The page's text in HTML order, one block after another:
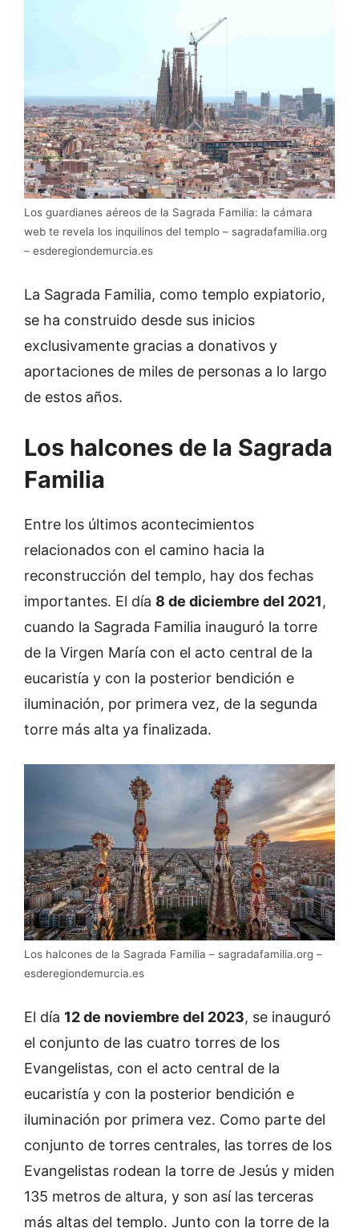
Los guardianes aéreos de la Sagrada Familia: la cámara
web te revela los inquilinos del templo – sagradafamilia.org
– esderegiondemurcia.es
La Sagrada Familia, como templo expiatorio,
se ha construido desde sus inicios
exclusivamente gracias a donativos y
aportaciones de miles de personas a lo largo
de estos años.
Los halcones de la Sagrada
Familia
Entre los últimos acontecimientos
relacionados con el camino hacia la
reconstrucción del templo, hay dos fechas
importantes. El día 8 de diciembre del 2021,
cuando la Sagrada Familia inauguró la torre
de la Virgen María con el acto central de la
eucaristía y con la posterior bendición e
iluminación, por primera vez, de la segunda
torre más alta ya finalizada.
Los halcones de la Sagrada Familia – sagradafamilia.org –
esderegiondemurcia.es
El día 12 de noviembre del 2023, se inauguró
el conjunto de las cuatro torres de los
Evangelistas, con el acto central de la
eucaristía y con la posterior bendición e
iluminación por primera vez. Como parte del
conjunto de torres centrales, las torres de los
Evangelistas rodean la torre de Jesús y miden
135 metros de altura, y son así las terceras
más altas del templo. Junto con la torre de la